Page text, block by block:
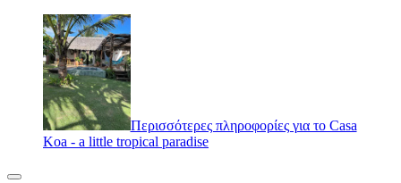
Περισσότερες πληροφορίες για το Casa
Koa - a little tropical paradise